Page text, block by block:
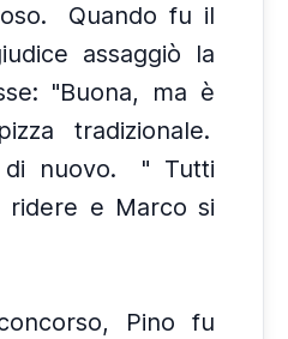
Quando fu il
assaggiò la
"Buona, ma è
tradizionale.
nuovo.
" Tutti
ridere e Marco si
Pino fu